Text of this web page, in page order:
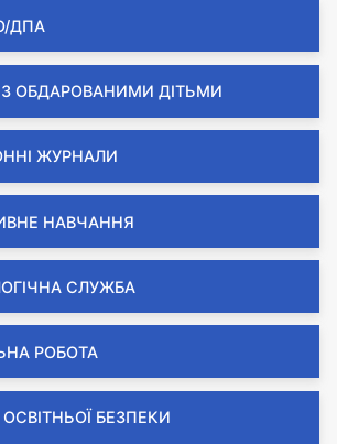
ДПА
З ОБДАРОВАНИМИ ДІТЬМИ
ЖУРНАЛИ
НАВЧАННЯ
СЛУЖБА
РОБОТА
БЕЗПЕКИ